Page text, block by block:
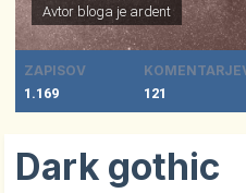
Avtor bloga je ardent
ZAPISOV
1.169
121
Dark gothic